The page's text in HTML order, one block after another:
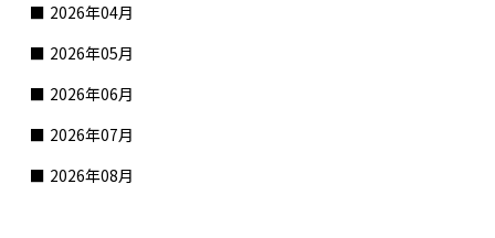
2026年04月
2026年05月
2026年06月
2026年07月
2026年08月